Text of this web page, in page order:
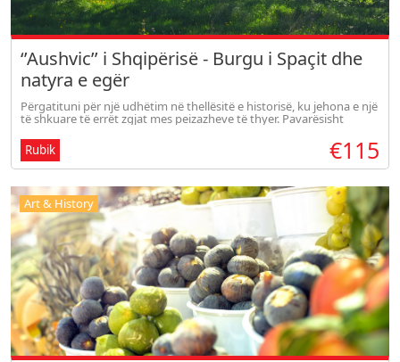
‘’Aushvic’’ i Shqipërisë - Burgu i Spaçit dhe
natyra e egër
Përgatituni për një udhëtim në thellësitë e historisë, ku jehona e një
të shkuare të errët zgjat mes peizazheve të thyer. Pavarësisht
ngjite
Rubik €115
Art & History